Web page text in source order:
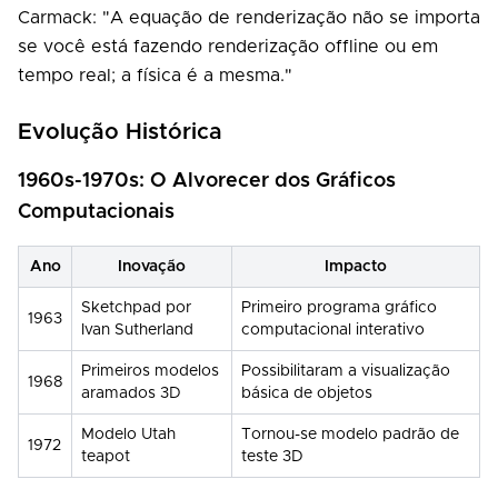
Carmack: "A equação de renderização não se importa
se você está fazendo renderização offline ou em
tempo real; a física é a mesma."
Evolução Histórica
1960s-1970s: O Alvorecer dos Gráficos
Computacionais
Ano Inovação Impacto
1963
Sketchpad por
Ivan Sutherland
Primeiro programa gráfico
computacional interativo
1968
Primeiros modelos
aramados 3D
Possibilitaram a visualização
básica de objetos
1972
Modelo Utah
teapot
Tornou-se modelo padrão de
teste 3D